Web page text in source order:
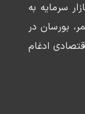
سرمایه به
بورسان در
اقتصادی ادغام